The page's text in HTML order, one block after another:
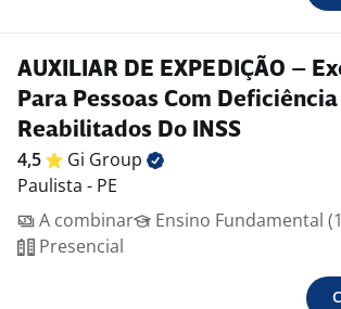
AUXILIAR DE EXPEDIÇÃO –
Para Pessoas Com Deficiência
Reabilitados Do INSS
4,5 Gi Group
Paulista - PE
A combinar
Ensino Fundamental
Presencial